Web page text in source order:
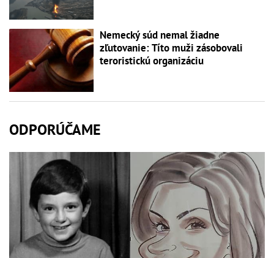
Nemecký súd nemal žiadne
zľutovanie: Títo muži zásobovali
teroristickú organizáciu
ODPORÚČAME